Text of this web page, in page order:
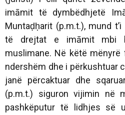
imāmit të dymbëdhjetë
Muntaḍḥarit (p.m.t.), mund
të drejtat e imāmit mbi
muslimane. Në këtë
ndershëm dhe i përkushtuar
janë përcaktuar dhe
(p.m.t.) siguron vijimin në
pashkëputur të lidhjes së